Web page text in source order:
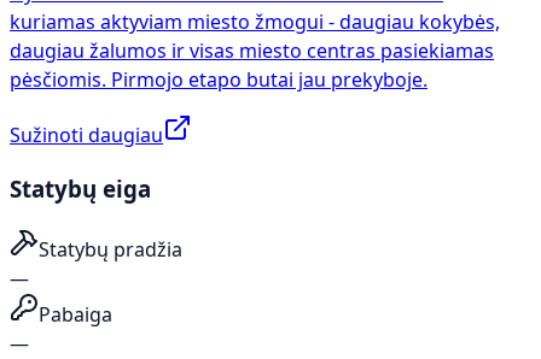
kuriamas aktyviam miesto žmogui - daugiau kokybės,
daugiau žalumos ir visas miesto centras pasiekiamas
pėsčiomis. Pirmojo etapo butai jau prekyboje.
Sužinoti daugiau
Statybų eiga
Statybų pradžia
—
Pabaiga
—